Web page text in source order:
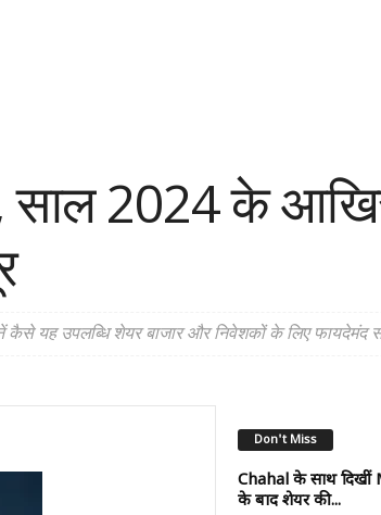
2024 के
कैसे यह उपलब्धि शेयर बाजार और निवेशकों के लिए फायदेमंद
Don't Miss
Chahal के साथ दिखीं
के बाद शेयर की...